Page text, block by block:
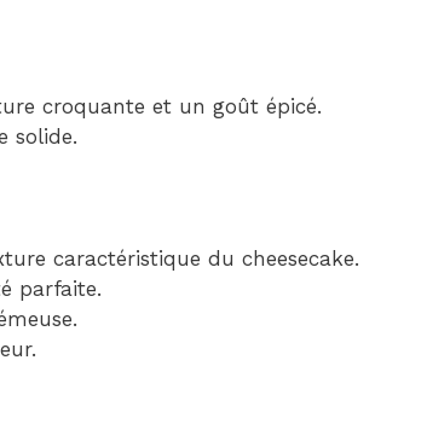
croquante et un goût épicé.
solide.
caractéristique du cheesecake.
parfaite.